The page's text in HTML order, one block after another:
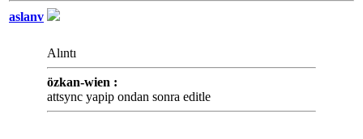
aslanv
Alıntı
özkan-wien :
attsync yapip ondan sonra editle